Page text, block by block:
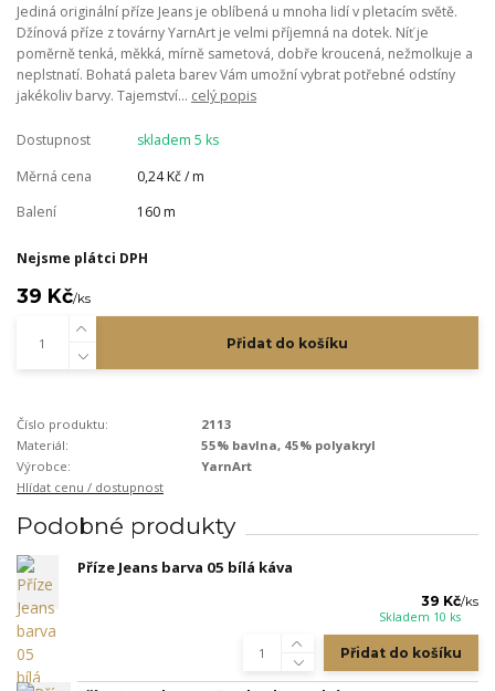
Jediná originální příze Jeans je oblíbená u mnoha lidí v pletacím světě.
Džínová příze z továrny YarnArt je velmi příjemná na dotek. Níť je
poměrně tenká, měkká, mírně sametová, dobře kroucená, nežmolkuje a
neplstnatí. Bohatá paleta barev Vám umožní vybrat potřebné odstíny
jakékoliv barvy. Tajemství... celý popis
Dostupnost
skladem 5 ks
Měrná cena
0,24 Kč / m
Balení
160 m
Nejsme plátci DPH
39 Kč/ks
Přidat do košíku
Číslo produktu:
2113
Materiál:
55% bavlna, 45% polyakryl
Výrobce:
YarnArt
Hlídat cenu / dostupnost
Podobné produkty
Příze Jeans barva 05 bílá káva
39 Kč/ks
Skladem 10 ks
Přidat do košíku